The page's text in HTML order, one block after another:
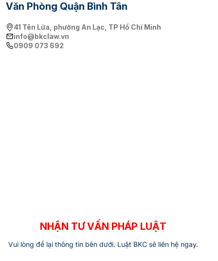
Văn Phòng Quận Bình Tân
41 Tên Lửa, phường An Lạc, TP Hồ Chí Minh
info@bkclaw.vn
0909 073 692
NHẬN TƯ VẤN PHÁP LUẬT
Vui lòng để lại thông tin bên dưới. Luật BKC sẽ liên hệ ngay.